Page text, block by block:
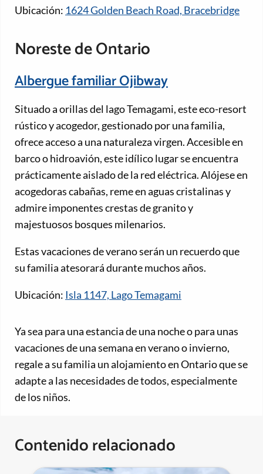
Ubicación: 1624 Golden Beach Road, Bracebridge
Noreste de Ontario
Albergue familiar Ojibway
Situado a orillas del lago Temagami, este eco-resort
rústico y acogedor, gestionado por una familia,
ofrece acceso a una naturaleza virgen. Accesible en
barco o hidroavión, este idílico lugar se encuentra
prácticamente aislado de la red eléctrica. Alójese en
acogedoras cabañas, reme en aguas cristalinas y
admire imponentes crestas de granito y
majestuosos bosques milenarios.
Estas vacaciones de verano serán un recuerdo que
su familia atesorará durante muchos años.
Ubicación: Isla 1147, Lago Temagami
Ya sea para una estancia de una noche o para unas
vacaciones de una semana en verano o invierno,
regale a su familia un alojamiento en Ontario que se
adapte a las necesidades de todos, especialmente
de los niños.
Contenido relacionado